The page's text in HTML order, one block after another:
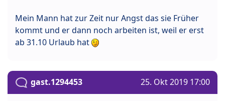
Mein Mann hat zur Zeit nur Angst das sie Früher
kommt und er dann noch arbeiten ist, weil er erst
ab 31.10 Urlaub hat
gast.1294453 25. Okt 2019 17:00